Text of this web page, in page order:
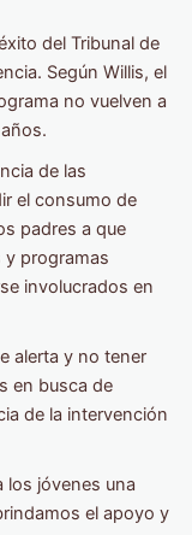
del Tribunal de
Según Willis, el
no vuelven a
de las
el consumo de
padres a que
y programas
involucrados en
alerta y no tener
en busca de
de la intervención
los jóvenes una
el apoyo y